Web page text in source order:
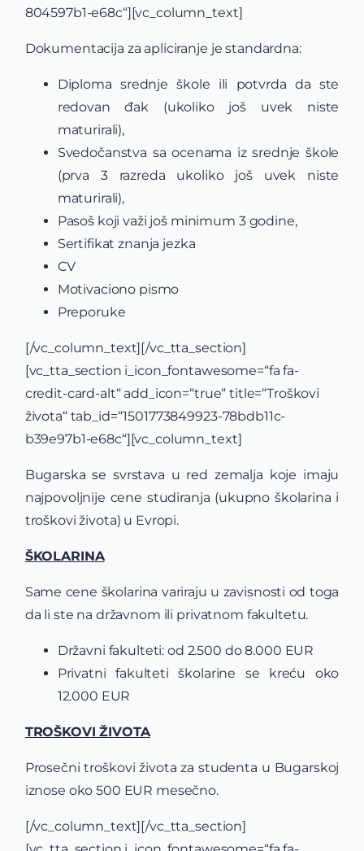
804597b1-e68c“][vc_column_text]
Dokumentacija za apliciranje je standardna:
Diploma srednje škole ili potvrda da ste
redovan đak (ukoliko još uvek niste
maturirali),
Svedočanstva sa ocenama iz srednje škole
(prva 3 razreda ukoliko još uvek niste
maturirali),
Pasoš koji važi još minimum 3 godine,
Sertifikat znanja jezka
CV
Motivaciono pismo
Preporuke
[/vc_column_text][/vc_tta_section]
[vc_tta_section i_icon_fontawesome=“fa fa-
credit-card-alt“ add_icon=“true“ title=“Troškovi
života“ tab_id=“1501773849923-78bdb11c-
b39e97b1-e68c“][vc_column_text]
Bugarska se svrstava u red zemalja koje imaju
najpovoljnije cene studiranja (ukupno školarina i
troškovi života) u Evropi.
ŠKOLARINA
Same cene školarina variraju u zavisnosti od toga
da li ste na državnom ili privatnom fakultetu.
Državni fakulteti: od 2.500 do 8.000 EUR
Privatni fakulteti školarine se kreću oko
12.000 EUR
TROŠKOVI ŽIVOTA
Prosečni troškovi života za studenta u Bugarskoj
iznose oko 500 EUR mesečno.
[/vc_column_text][/vc_tta_section]